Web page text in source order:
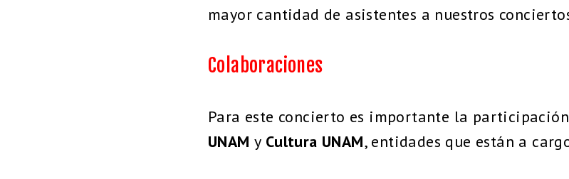
mayor cantidad de asistentes a nuestros
Colaboraciones
Para este concierto es importante la
UNAM y Cultura UNAM, entidades que están a